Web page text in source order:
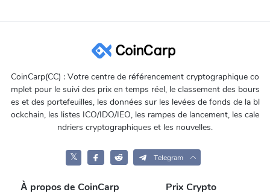
CoinCarp(CC) : Votre centre de référencement cryptographique co
mplet pour le suivi des prix en temps réel, le classement des bours
es et des portefeuilles, les données sur les levées de fonds de la bl
ockchain, les listes ICO/IDO/IEO, les rampes de lancement, les cale
ndriers cryptographiques et les nouvelles.
𝕏 Telegram
À propos de CoinCarp Prix Crypto